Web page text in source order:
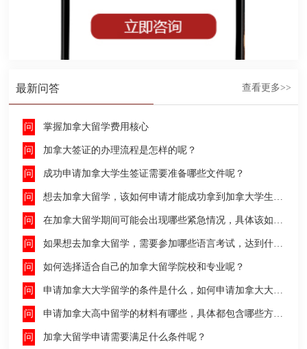
最新问答 查看更多>>
掌握加拿大留学费用核心
加拿大签证的办理流程是怎样的呢？
成功申请加拿大学生签证需要准备哪些文件呢？
想去加拿大留学，该如何申请才能成功拿到加拿大学生签证呢？
在加拿大留学期间可能会出现哪些紧急情况，具体该如何去处理这些紧急情况呢？
如果想去加拿大留学，需要参加哪些语言考试，达到什么水平才能申请呢？
如何选择适合自己的加拿大留学院校和专业呢？
申请加拿大大学留学的条件是什么，如何申请加拿大大学留学，留学的费用及签证申请流程是什么？
申请加拿大高中留学的材料有哪些，具体都包含哪些方面呢？
加拿大留学申请需要满足什么条件呢？